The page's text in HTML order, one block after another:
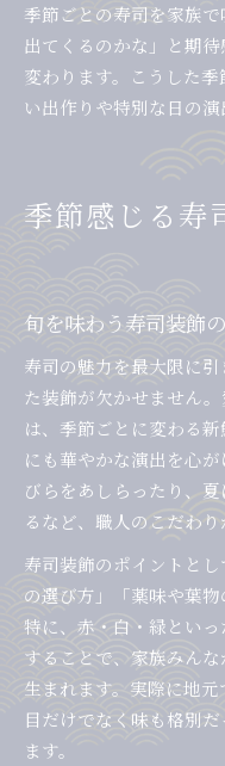
季節ごとの寿司を家族
出てくるのかな」と期
変わります。こうした
い出作りや特別な日の演
季節感じる寿
旬を味わう寿司装飾
寿司の魅力を最大限に
た装飾が欠かせません
は、季節ごとに変わる
にも華やかな演出を心
びらをあしらったり、
るなど、職人のこだわり
寿司装飾のポイントと
の選び方」「薬味や葉物
特に、赤・白・緑とい
することで、家族みん
生まれます。実際に地
目だけでなく味も格別
ます。